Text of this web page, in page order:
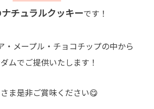
チュラルクッキーです！
・メープル・チョコチップの中から
ムでご提供いたします！
ま是非ご賞味ください😋